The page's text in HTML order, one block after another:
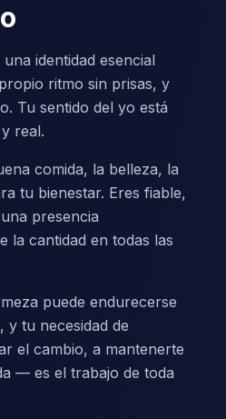
identidad esencial
ritmo sin prisas, y
Tu sentido del yo está
real.
comida, la belleza, la
tu bienestar. Eres fiable,
presencia
la cantidad en todas las
puede endurecerse
y tu necesidad de
el cambio, a mantenerte
— es el trabajo de toda